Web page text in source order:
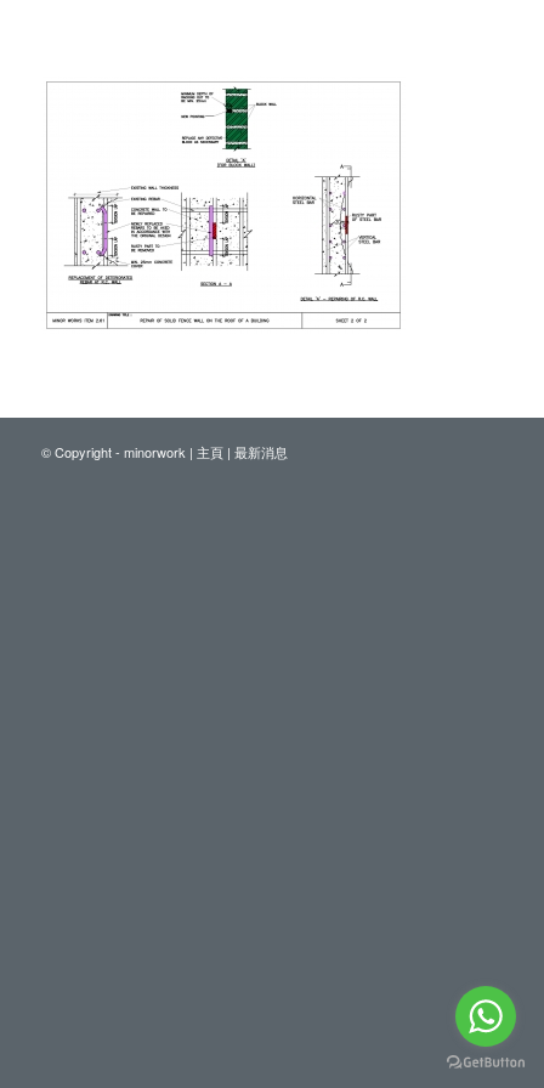
© Copyright - minorwork | 主頁| 最新消息